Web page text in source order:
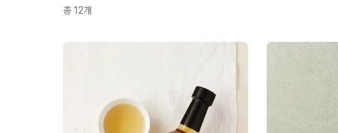
총 12개